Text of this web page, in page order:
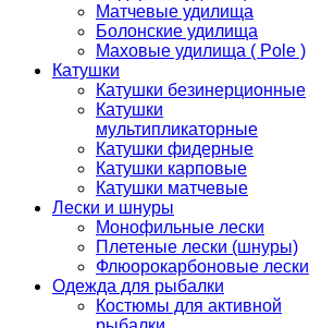
Матчевые удилища
Болонские удилища
Маховые удилища ( Pole )
Катушки
Катушки безинерционные
Катушки
мультипликаторные
Катушки фидерные
Катушки карповые
Катушки матчевые
Лески и шнуры
Монофильные лески
Плетеные лески (шнуры)
Флюорокарбоновые лески
Одежда для рыбалки
Костюмы для активной